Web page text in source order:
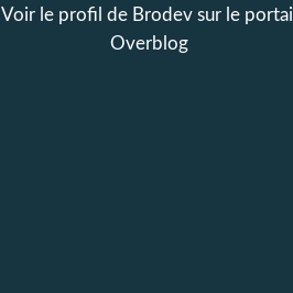
Voir le profil de Brodevsur le portail
Overblog